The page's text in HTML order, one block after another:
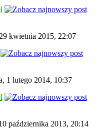
kwietnia 2015, 22:07
1 lutego 2014, 10:37
października 2013, 20:14